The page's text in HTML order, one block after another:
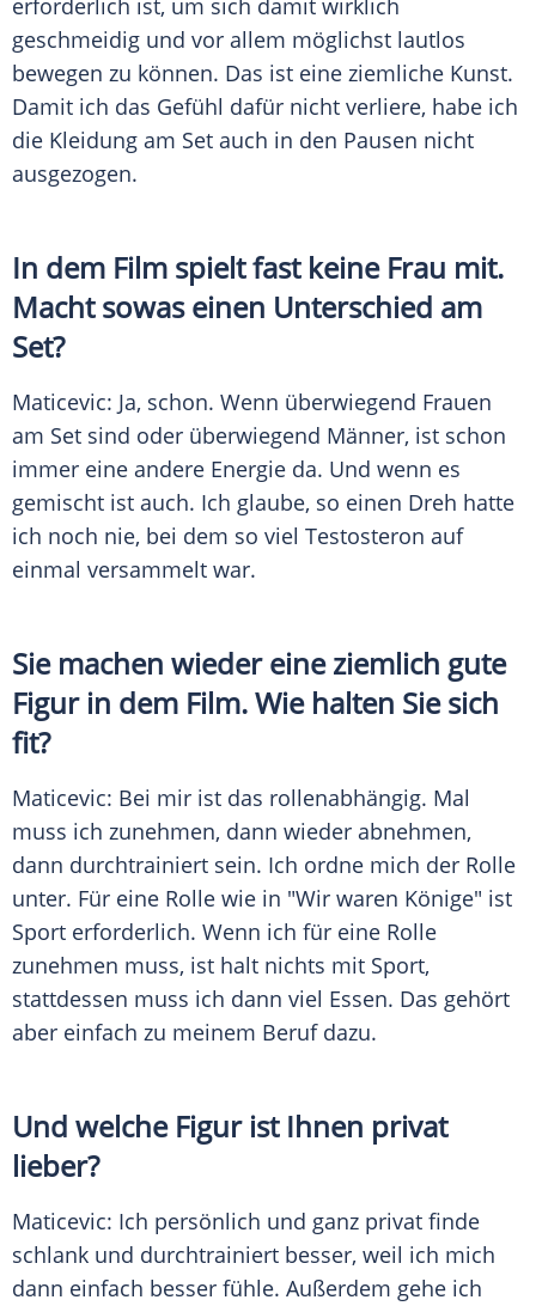
erforderlich ist, um sich damit wirklich
geschmeidig und vor allem möglichst lautlos
bewegen zu können. Das ist eine ziemliche Kunst.
Damit ich das Gefühl dafür nicht verliere, habe ich
die Kleidung am Set auch in den Pausen nicht
ausgezogen.
In dem Film spielt fast keine Frau mit.
Macht sowas einen Unterschied am
Set?
Maticevic: Ja, schon. Wenn überwiegend Frauen
am Set sind oder überwiegend Männer, ist schon
immer eine andere Energie da. Und wenn es
gemischt ist auch. Ich glaube, so einen Dreh hatte
ich noch nie, bei dem so viel Testosteron auf
einmal versammelt war.
Sie machen wieder eine ziemlich gute
Figur in dem Film. Wie halten Sie sich
fit?
Maticevic: Bei mir ist das rollenabhängig. Mal
muss ich zunehmen, dann wieder abnehmen,
dann durchtrainiert sein. Ich ordne mich der Rolle
unter. Für eine Rolle wie in "Wir waren Könige" ist
Sport erforderlich. Wenn ich für eine Rolle
zunehmen muss, ist halt nichts mit Sport,
stattdessen muss ich dann viel Essen. Das gehört
aber einfach zu meinem Beruf dazu.
Und welche Figur ist Ihnen privat
lieber?
Maticevic: Ich persönlich und ganz privat finde
schlank und durchtrainiert besser, weil ich mich
dann einfach besser fühle. Außerdem gehe ich